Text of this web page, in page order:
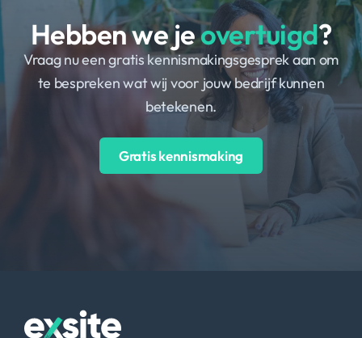
Hebben we jeovertuigd?
Vraag nu een gratis kennismakingsgesprek aan om
te bespreken wat wij voor jouw bedrijf kunnen
betekenen.
Gratis kennismaking